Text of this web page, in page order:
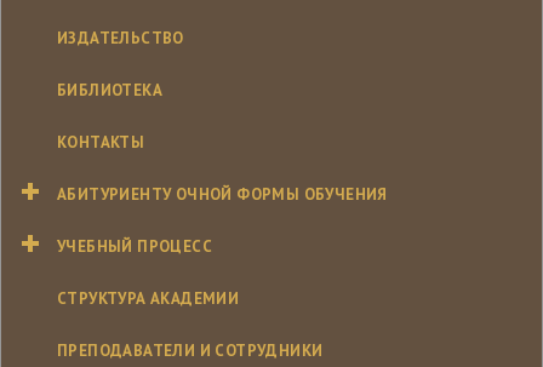
ИЗДАТЕЛЬСТВО
БИБЛИОТЕКА
КОНТАКТЫ
АБИТУРИЕНТУ ОЧНОЙ ФОРМЫ ОБУЧЕНИЯ
УЧЕБНЫЙ ПРОЦЕСС
СТРУКТУРА АКАДЕМИИ
ПРЕПОДАВАТЕЛИ И СОТРУДНИКИ